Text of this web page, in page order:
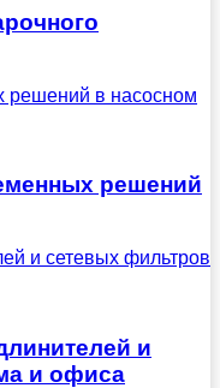
решений в насосном
решений
и сетевых фильтров
и
и офиса